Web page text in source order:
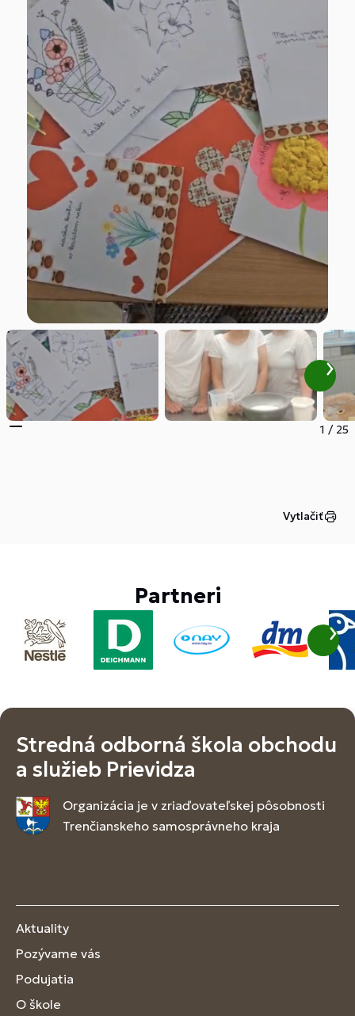
1 / 25
Vytlačiť
Partneri
Stredná odborná škola obchodu
a služieb Prievidza
Organizácia je v zriaďovateľskej pôsobnosti
Trenčianskeho samosprávneho kraja
Aktuality
Pozývame vás
Podujatia
O škole